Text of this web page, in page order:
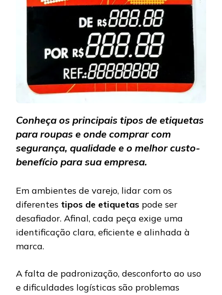
Conheça os principais tipos de etiquetas
para roupas e onde comprar com
segurança, qualidade e o melhor custo-
benefício para sua empresa.
Em ambientes de varejo, lidar com os
diferentes tipos de etiquetas pode ser
desafiador. Afinal, cada peça exige uma
identificação clara, eficiente e alinhada à
marca.
A falta de padronização, desconforto ao uso
e dificuldades logísticas são problemas